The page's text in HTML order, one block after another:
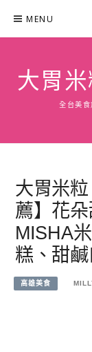
content
MENU
大胃
全台美食
大胃米
薦】花
MISHA
糕、甜鹹
高雄美食